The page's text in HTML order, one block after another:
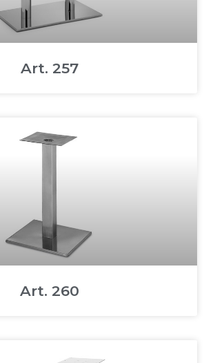
Art. 257
Art. 260